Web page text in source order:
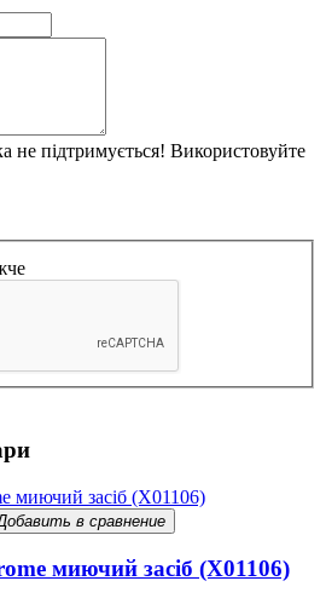
не підтримується! Використовуйте
в сравнение
миючий засіб (X01106)